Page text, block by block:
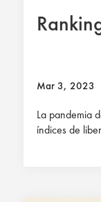
Mar 3, 2023
La pandemia
índices de